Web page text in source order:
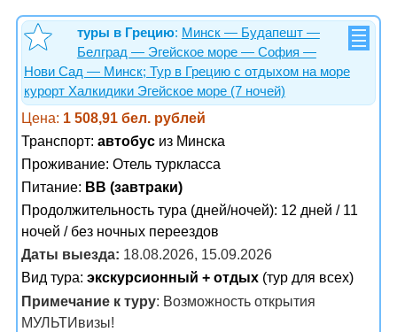
туры в Грецию: Минск — Будапешт —
Белград — Эгейское море — София —
Нови Сад — Минск; Тур в Грецию с отдыхом на море
курорт Халкидики Эгейское море (7 ночей)
Цена: 1 508,91 бел. рублей
Транспорт: автобус из Минска
Проживание: Отель туркласса
Питание: BB (завтраки)
Продолжительность тура (дней/ночей): 12 дней / 11
ночей / без ночных переездов
Даты выезда: 18.08.2026, 15.09.2026
Вид тура: экскурсионный + отдых (тур для всех)
Примечание к туру: Возможность открытия
МУЛЬТИвизы!